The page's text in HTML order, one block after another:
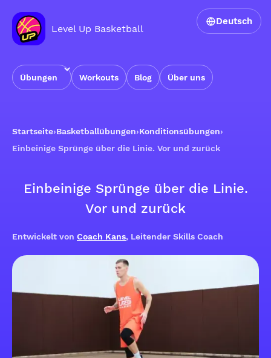
Level Up Basketball
Übungen Workouts Blog Über uns
Deutsch
Startseite›Basketballübungen›Konditionsübungen›
Einbeinige Sprünge über die Linie. Vor und zurück
Einbeinige Sprünge über die Linie.
Vor und zurück
Entwickelt von Coach Kans, Leitender Skills Coach